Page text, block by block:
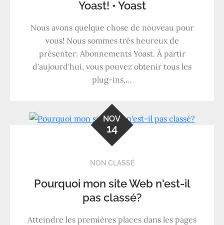
Yoast! • Yoast
Nous avons quelque chose de nouveau pour
vous! Nous sommes très heureux de
présenter: Abonnements Yoast. À partir
d'aujourd'hui, vous pouvez obtenir tous les
plug-ins,…
NOV
14
NON CLASSÉ
Pourquoi mon site Web n'est-il
pas classé?
Atteindre les premières places dans les pages